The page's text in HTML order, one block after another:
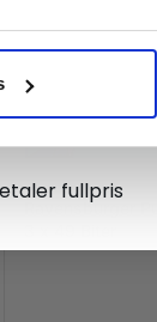
Ravensburger
er med
fullpris